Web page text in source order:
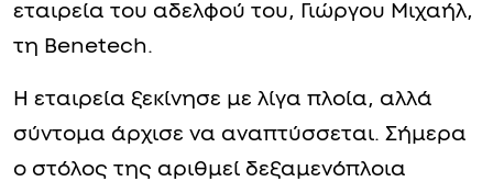
εταιρεία του αδελφού του, Γιώργου Μιχαήλ,
τη Benetech.
Η εταιρεία ξεκίνησε με λίγα πλοία, αλλά
σύντομα άρχισε να αναπτύσσεται. Σήμερα
ο στόλος της αριθμεί δεξαμενόπλοια